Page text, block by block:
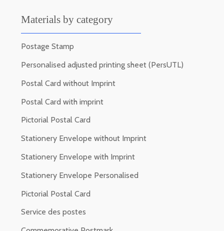
Materials by category
Postage Stamp
Personalised adjusted printing sheet (PersUTL)
Postal Card without Imprint
Postal Card with imprint
Pictorial Postal Card
Stationery Envelope without Imprint
Stationery Envelope with Imprint
Stationery Envelope Personalised
Pictorial Postal Card
Service des postes